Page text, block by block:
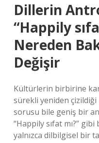
Dillerin
“Happily
Nereden
Değişir
Kültürlerin birbirine
sürekli yeniden
sorusu bile geniş bir
“Happily sıfat mı?”
yalnızca dilbilgisel bir